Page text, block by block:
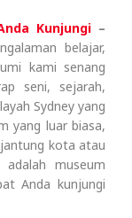
Kunjungi –
belajar,
kami senang
seni, sejarah,
Sydney yang
yang luar biasa,
kota atau
museum
Anda kunjungi